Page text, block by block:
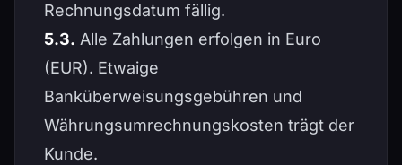
Rechnungsdatum fällig.
5.3. Alle Zahlungen erfolgen in Euro
(EUR). Etwaige
Banküberweisungsgebühren und
Währungsumrechnungskosten trägt der
Kunde.